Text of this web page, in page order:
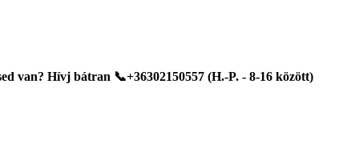
van? Hívj bátran 📞+36302150557 (H.-P. - 8-16 között)